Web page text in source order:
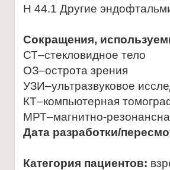
Н 44.1 Другие
Сокращения,
СТ–стекловидное тело
ОЗ–острота зрения
УЗИ–ультразвуковое
КТ–компьютерная
МРТ–магнитно-
Дата разработки/
Категория пациентов: